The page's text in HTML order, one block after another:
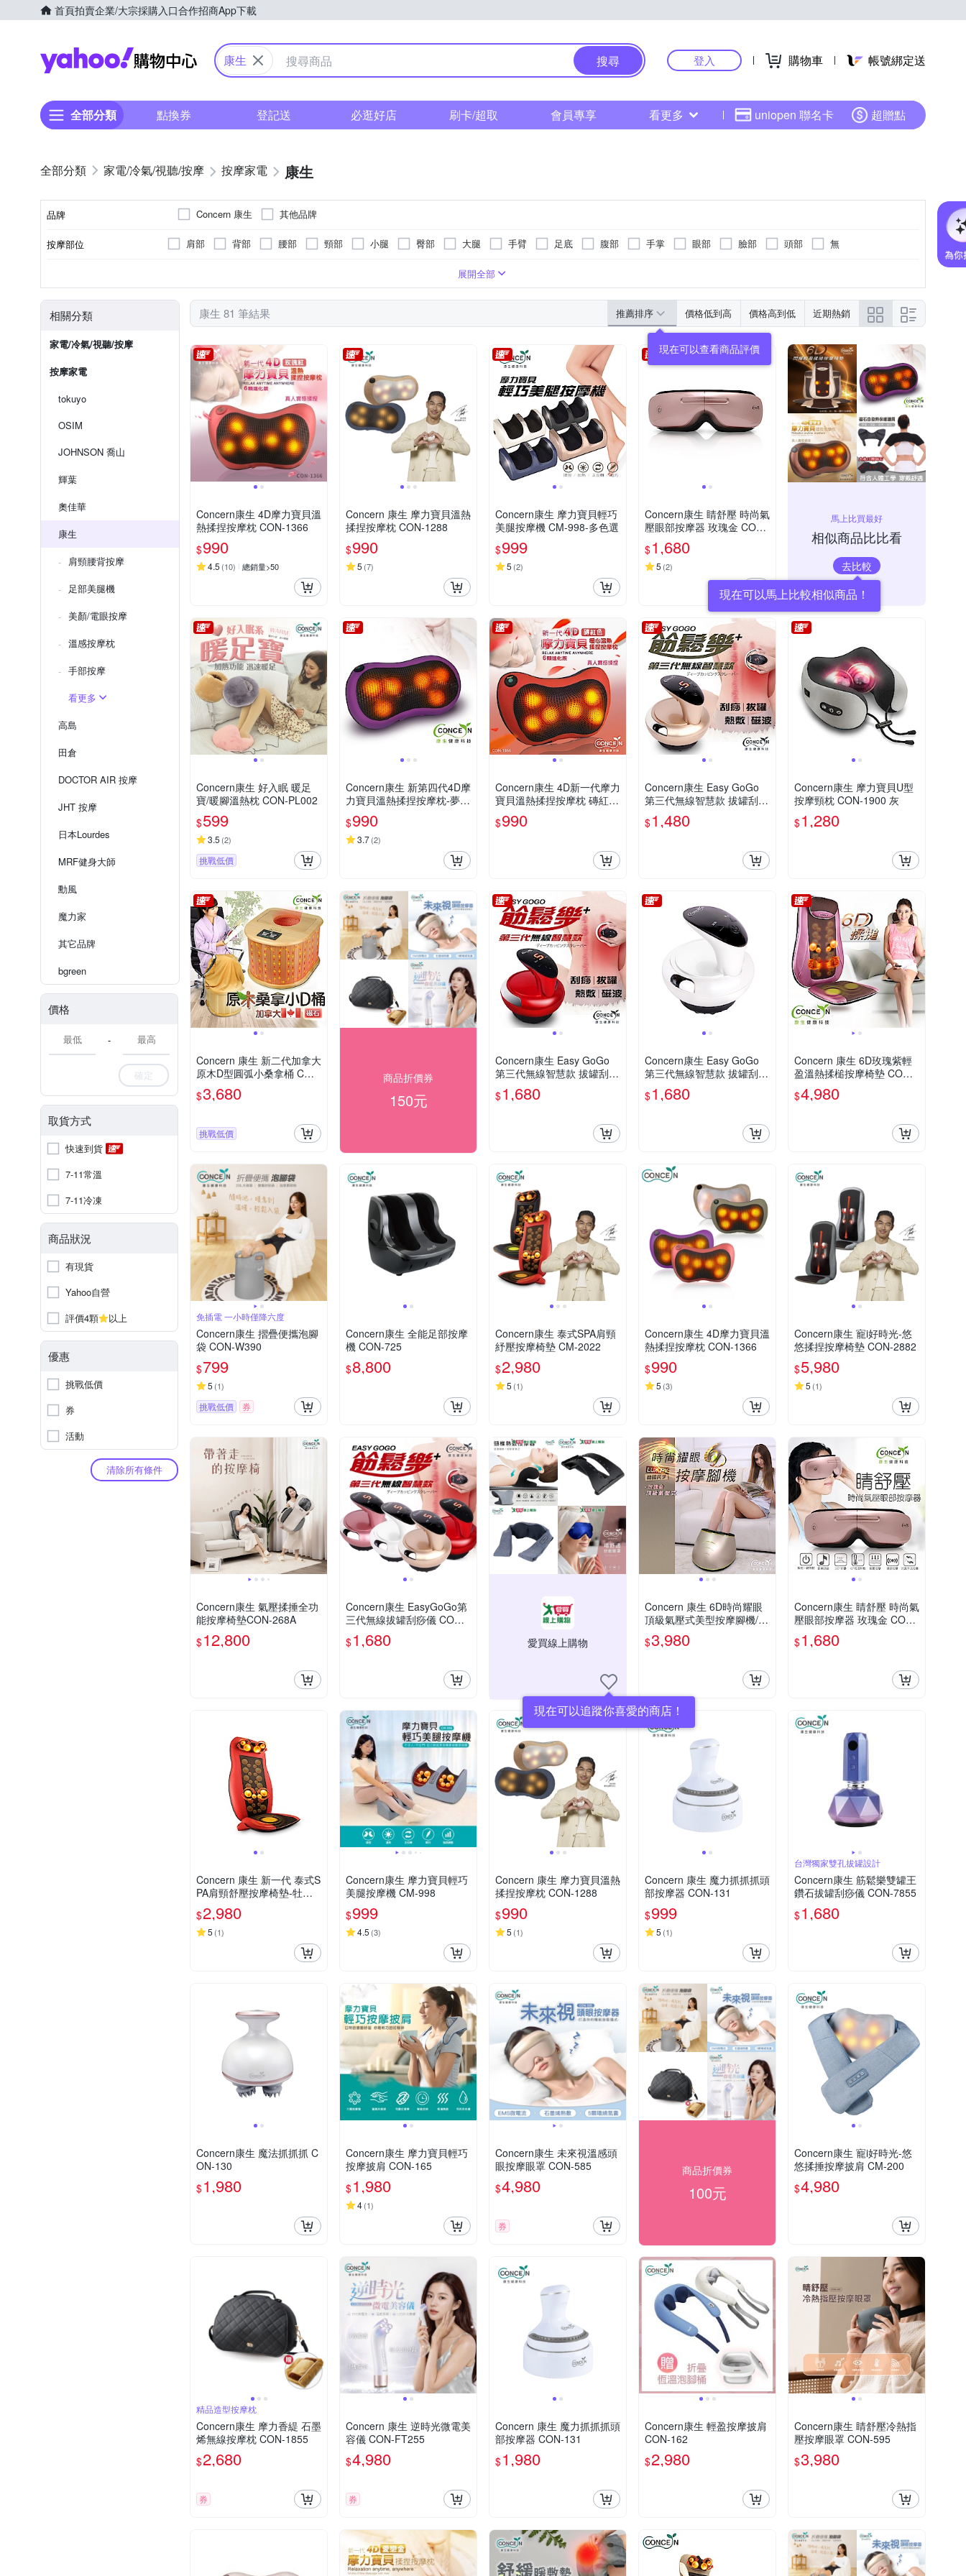
首頁拍賣企業/大宗採購入口合作招商App下載
Yahoo購物中心
康生 搜尋 登入 購物車 帳號綁定送
全部分類 點換券 登記送 必逛好店 刷卡/超取 會員專享 看更多 uniopen 聯名卡 超贈點
家電/冷氣/視聽/按摩 按摩家電 康生
品牌 Concern 康生 其他品牌
按摩部位 肩部 背部 腰部 頸部 小腿 臀部 大腿 手臂 足底 腹部 手掌 眼部 臉部 頭部 無
滾輪式 氣壓式
頭部按摩機
充插兩用
展開全部
相關分類
家電/冷氣/視聽/按摩
按摩家電
tokuyo
OSIM
JOHNSON 喬山
輝葉
奧佳華
康生
肩頸腰背按摩
足部美腿機
美顏/電眼按摩
溫感按摩枕
手部按摩
看更多
高島
田倉
DOCTOR AIR 按摩
JHT 按摩
日本Lourdes
MRF健身大師
勳風
魔力家
其它品牌
bgreen
價格
-
確定
取貨方式
快速到貨
7-11常溫
7-11冷凍
商品狀況
有現貨
Yahoo自營
評價4顆
以上
優惠
挑戰低價
券
活動
清除所有條件
康生 81 筆結果 推薦排序 價格低到高 價格高到低 近期熱銷
Concern康生 4D摩力寶貝溫
熱揉捏按摩枕 CON-1366
$990
4.5 (10) 總銷量>50
Concern 康生 摩力寶貝溫熱
揉捏按摩枕 CON-1288
$990
5 (7)
Concern康生 摩力寶貝輕巧
美腿按摩機 CM-998-多色選
$999
5 (2)
Concern康生 睛舒壓 時尚氣
壓眼部按摩器 玫瑰金 CON-
555
$1,680
5 (2)
馬上比買最好
相似商品比比看
去比較
Concern康生 好入眠 暖足
寶/暖腳溫熱枕 CON-PL002
$599
3.5 (2)
挑戰低價
Concern康生 新第四代4D摩
力寶貝溫熱揉捏按摩枕-夢幻
紫 CON-1288
$990
3.7(2)
Concern康生 4D新一代摩力
寶貝溫熱揉捏按摩枕 磚紅色
CON-1366
$990
Concern康生 Easy GoGo
第三代無線智慧款 拔罐刮痧
儀 香檳金
$1,480
Concern康生 摩力寶貝U型
按摩頸枕 CON-1900 灰
$1,280
Concern 康生 新二代加拿大
原木D型圓弧小桑拿桶 CON
-SN302 保暖推薦
$3,680
挑戰低價
商品折價券
150元
Concern康生 Easy GoGo
第三代無線智慧款 拔罐刮痧
儀 玫瑰紅
$1,680
Concern康生 Easy GoGo
第三代無線智慧款 拔罐刮痧
儀 珍珠白
$1,680
Concern 康生 6D玫瑰紫輕
盈溫熱揉槌按摩椅墊 CON-2
828
$4,980
免插電 一小時僅降六度
Concern康生 摺疊便攜泡腳
袋 CON-W390
$799
5 (1)
挑戰低價 券
Concern康生 全能足部按摩
機 CON-725
$8,800
Concern康生 泰式SPA肩頸
紓壓按摩椅墊 CM-2022
$2,980
5 (1)
Concern康生 4D摩力寶貝溫
熱揉捏按摩枕 CON-1366
$990
5 (3)
Concern康生 寵i好時光-悠
悠揉捏按摩椅墊 CON-2882
$5,980
5 (1)
Concern康生 氣壓揉捶全功
能按摩椅墊CON-268A
$12,800
Concern康生 EasyGoGo第
三代無線拔罐刮痧儀 CON-7
768
$1,680 愛買線上購物
現在可以追蹤你喜愛的商店！
Concern 康生 6D時尚耀眼
頂級氣壓式美型按摩腳機/玫
瑰金 CM-716
$3,980
Concern康生 睛舒壓 時尚氣
壓眼部按摩器 玫瑰金 CON-
555
$1,680
Concern 康生 新一代 泰式S
PA肩頸舒壓按摩椅墊-牡丹
紅
$2,980
5 (1)
Concern康生 摩力寶貝輕巧
美腿按摩機 CM-998
$999
4.5 (3)
Concern 康生 摩力寶貝溫熱
揉捏按摩枕 CON-1288
$990
5 (1)
Concern 康生 魔力抓抓抓頭
部按摩器 CON-131
$999
5 (1)
台灣獨家雙孔拔罐設計
Concern康生 筋鬆樂雙罐王
鑽石拔罐刮痧儀 CON-7855
$1,680
Concern康生 魔法抓抓抓 C
ON-130
$1,980
Concern康生 摩力寶貝輕巧
按摩披肩 CON-165
$1,980
4(1)
Concern康生 未來視溫感頭
眼按摩眼罩 CON-585
$4,980
券
商品折價券
100元
Concern康生 寵i好時光-悠
悠揉捶按摩披肩 CM-200
$4,980
精品造型按摩枕
Concern康生 摩力香緹 石墨
烯無線按摩枕 CON-1855
$2,680
券
Concern 康生 逆時光微電美
容儀 CON-FT255
$4,980
券
Concern 康生 魔力抓抓抓頭
部按摩器 CON-131
$1,980
Concern康生 輕盈按摩披肩
CON-162
$2,980
Concern康生 睛舒壓冷熱指
壓按摩眼罩 CON-595
$3,980